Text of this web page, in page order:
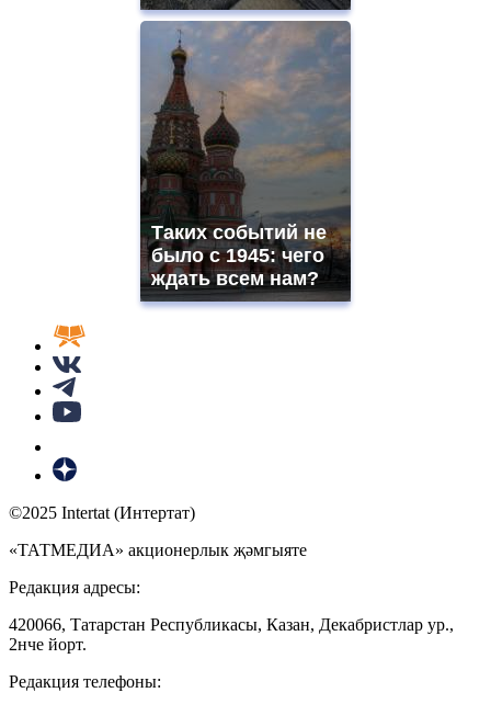
Таких событий не
было с 1945: чего
ждать всем нам?
©2025 Intertat (Интертат)
«ТАТМЕДИА» акционерлык җәмгыяте
Редакция адресы:
420066, Татарстан Республикасы, Казан, Декабристлар ур.,
2нче йорт.
Редакция телефоны: